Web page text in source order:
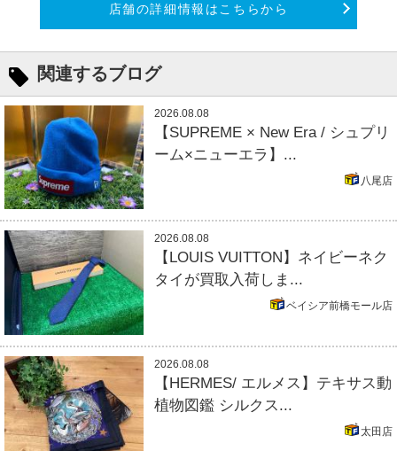
店舗の詳細情報はこちらから
関連するブログ
2026.08.08
【SUPREME × New Era / シュプリ
ーム×ニューエラ】...
八尾店
2026.08.08
【LOUIS VUITTON】ネイビーネク
タイが買取入荷しま...
ベイシア前橋モール店
2026.08.08
【HERMES/ エルメス】テキサス動
植物図鑑 シルクス...
太田店